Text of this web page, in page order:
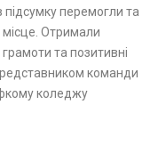
підсумку перемогли та
Отримали
та позитивні
команди
коледжу